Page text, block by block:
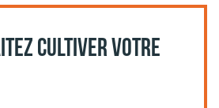
CULTIVER VOTRE